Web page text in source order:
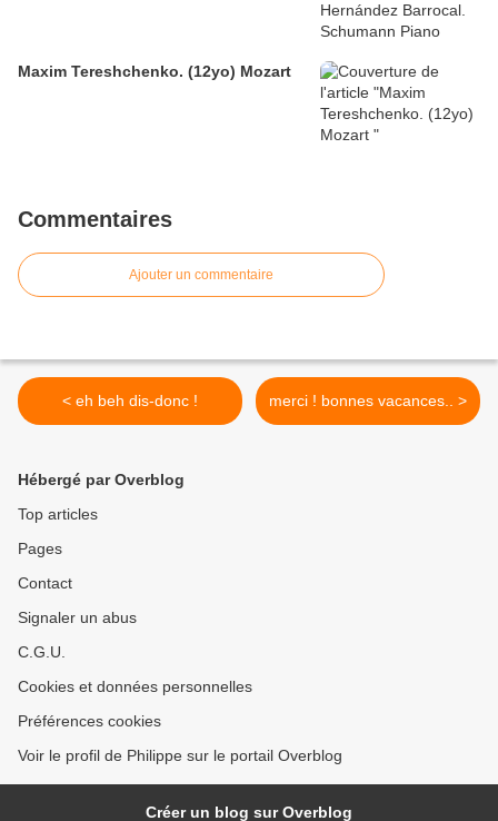
Maxim Tereshchenko. (12yo) Mozart
Commentaires
Ajouter un commentaire
< eh beh dis-donc ! merci ! bonnes vacances.. >
Hébergé par Overblog
Top articles
Pages
Contact
Signaler un abus
C.G.U.
Cookies et données personnelles
Préférences cookies
Voir le profil de Philippe sur le portail Overblog
Créer un blog sur Overblog